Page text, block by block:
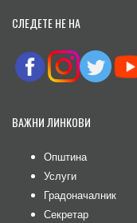
СЛЕДЕТЕ НЕ НА
ВАЖНИ ЛИНКОВИ
Општина
Услуги
Градоначалник
Секретар